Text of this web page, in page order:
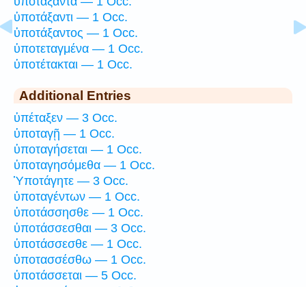
ὑποτάξαντι — 1 Occ.
ὑποτάξαντος — 1 Occ.
ὑποτεταγμένα — 1 Occ.
ὑποτέτακται — 1 Occ.
Additional Entries
ὑπέταξεν — 3 Occ.
ὑποταγῇ — 1 Occ.
ὑποταγήσεται — 1 Occ.
ὑποταγησόμεθα — 1 Occ.
Ὑποτάγητε — 3 Occ.
ὑποταγέντων — 1 Occ.
ὑποτάσσησθε — 1 Occ.
ὑποτάσσεσθαι — 3 Occ.
ὑποτάσσεσθε — 1 Occ.
ὑποτασσέσθω — 1 Occ.
ὑποτάσσεται — 5 Occ.